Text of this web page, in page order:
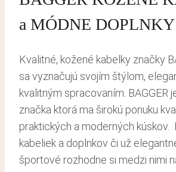
a MÓDNE DOPLNKY
Kvalitné, kožené kabelky značky
sa vyznačujú svojím štýlom,
kvalitným spracovaním. BAGGER
značka ktorá ma širokú ponuku
praktických a moderných kúskov.
kabeliek a doplnkov či už
športové rozhodne si medzi nimi